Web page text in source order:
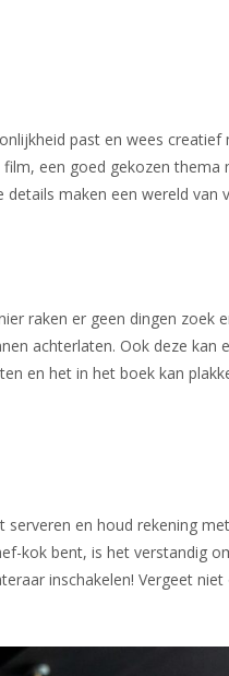
past en wees
een goed gekozen
maken een wereld van
raken er geen dingen zoek
achterlaten. Ook deze
en het in het boek kan
en houd rekening
kok bent, is het verstandig
inschakelen! Vergeet